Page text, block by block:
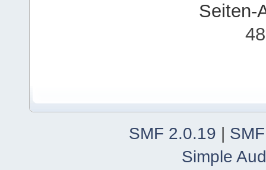
Seiten-
SMF 2.0.19 |
Simple